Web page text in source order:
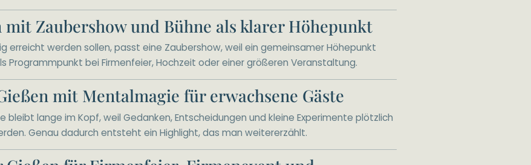
mit Zaubershow und Bühne als klarer Höhepunkt
erreicht werden sollen, passt eine Zaubershow, weil ein gemeinsamer Höhepunkt
Programmpunkt bei Firmenfeier, Hochzeit oder einer größeren Veranstaltung.
mit Mentalmagie für erwachsene Gäste
bleibt lange im Kopf, weil Gedanken, Entscheidungen und kleine Experimente plötzlich
Genau dadurch entsteht ein Highlight, das man weitererzählt.